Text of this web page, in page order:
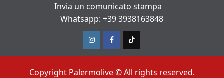
Invia un comunicato stampa
Whatsapp: +39 3938163848
InstagramFacebook
TikTok
Copyright Palermolive © All rights reserved.